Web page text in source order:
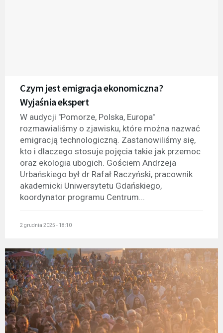
Czym jest emigracja ekonomiczna?
Wyjaśnia ekspert
W audycji "Pomorze, Polska, Europa"
rozmawialiśmy o zjawisku, które można nazwać
emigracją technologiczną. Zastanowiliśmy się,
kto i dlaczego stosuje pojęcia takie jak przemoc
oraz ekologia ubogich. Gościem Andrzeja
Urbańskiego był dr Rafał Raczyński, pracownik
akademicki Uniwersytetu Gdańskiego,
koordynator programu Centrum...
2 grudnia 2025 - 18:10